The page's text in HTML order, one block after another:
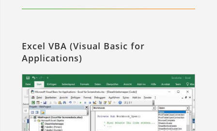
Excel VBA (Visual Basic for
Applications)